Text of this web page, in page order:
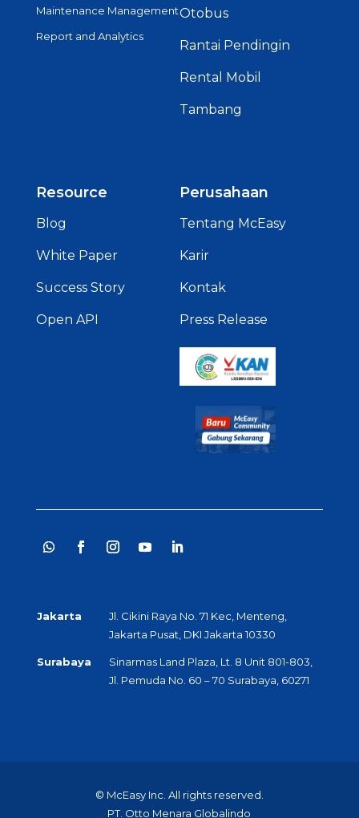
Maintenance Management
Report and Analytics
Otobus
Rantai Pendingin
Rental Mobil
Tambang
Resource
Blog
White Paper
Success Story
Open API
Perusahaan
Tentang McEasy
Karir
Kontak
Press Release
Jakarta
Jl. Cikini Raya No. 71 Kec, Menteng,
Jakarta Pusat, DKI Jakarta 10330
Surabaya
Sinarmas Land Plaza, Lt. 8 Unit 801-803,
Jl. Pemuda No. 60 – 70 Surabaya, 60271
© McEasy Inc. All rights reserved.
PT. Otto Menara Globalindo